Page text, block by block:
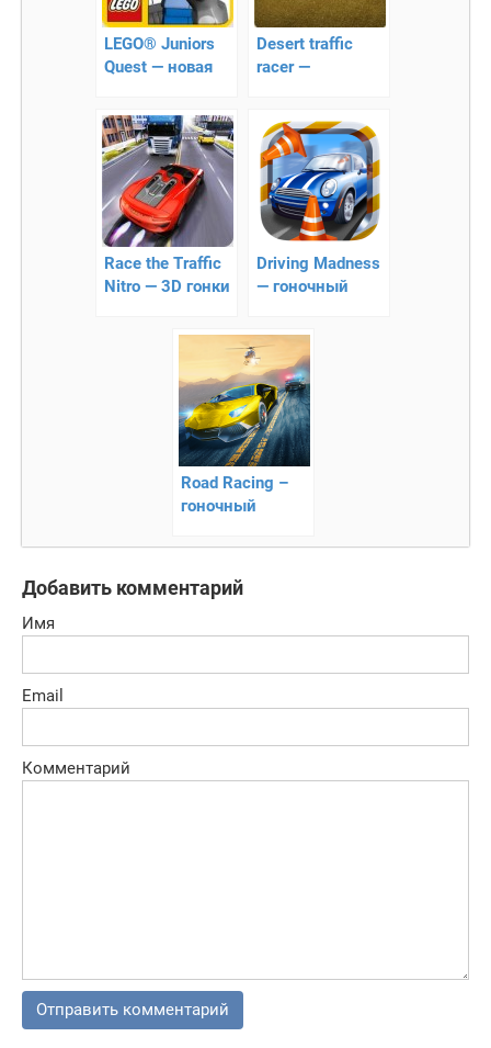
LEGO® Juniors
Quest — новая
история
Desert traffic
racer —
Race the Traffic
Nitro — 3D гонки
Driving Madness
— гоночный
Road Racing –
гоночный
Добавить комментарий
Имя
Email
Комментарий